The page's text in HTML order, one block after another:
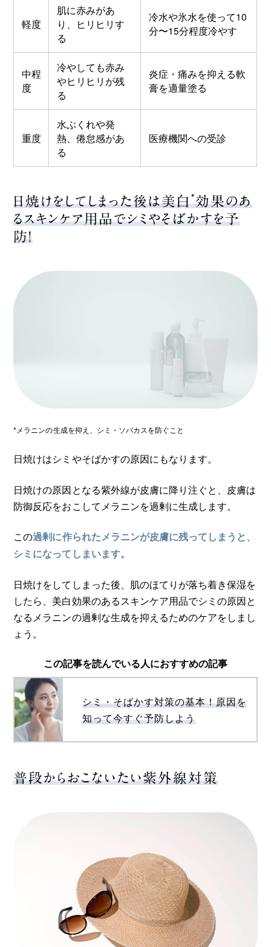
軽度
肌に赤みがあ
り、ヒリヒリす
る
冷水や氷水を使って10
分〜15分程度冷やす
中程
度
冷やしても赤み
やヒリヒリが残
る
炎症・痛みを抑える軟
膏を適量塗る
重度
水ぶくれや発
熱、倦怠感があ
る
医療機関への受診
日焼けをしてしまった後は美白*効果のあ
るスキンケア用品でシミやそばかすを予
防！
*メラニンの生成を抑え、シミ・ソバカスを防ぐこと
日焼けはシミやそばかすの原因にもなります。
日焼けの原因となる紫外線が皮膚に降り注ぐと、皮膚は
防御反応をおこしてメラニンを過剰に生成します。
この過剰に作られたメラニンが皮膚に残ってしまうと、
シミになってしまいます。
日焼けをしてしまった後、肌のほてりが落ち着き保湿を
したら、美白効果のあるスキンケア用品でシミの原因と
なるメラニンの過剰な生成を抑えるためのケアをしまし
ょう。
この記事を読んでいる人におすすめの記事
シミ・そばかす対策の基本！原因を
知って今すぐ予防しよう
普段からおこないたい紫外線対策